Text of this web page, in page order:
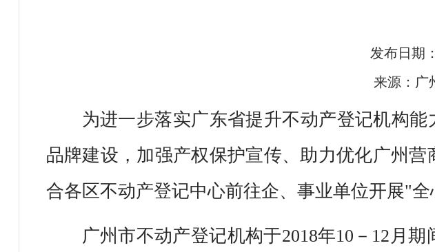
发布日期
来源：广
为进一步落实广东省提升不动产登记机构
品牌建设，加强产权保护宣传、助力优化广州
合各区不动产登记中心前往企、事业单位开展"
广州市不动产登记机构于2018年10－12月